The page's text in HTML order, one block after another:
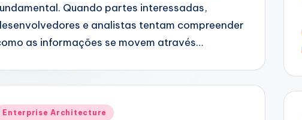
Quando partes interessadas,
e analistas tentam compreender
as informações se movem através…
Enterprise Architecture